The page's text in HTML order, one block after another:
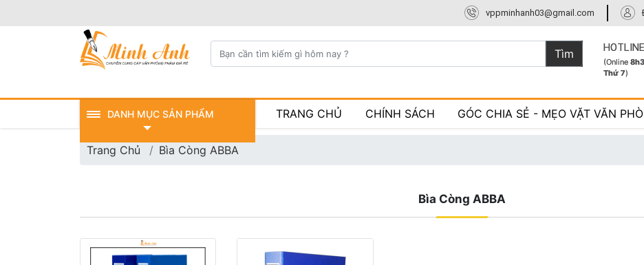
vppminhanh03@gmail.com
Tìm
(Online
Thứ 7)
DANH MỤC SẢN PHẨM TRANG CHỦ CHÍNH SÁCH GÓC CHIA SẺ - MẸO VẶT VĂN
Trang Chủ Bìa Còng ABBA
Bìa Còng ABBA